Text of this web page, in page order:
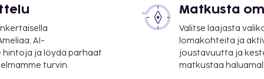
/ 17,9 mi
(ORY).
auki oleva vastaanotto
omatoiminen
AI-
ja löydä parhaat
turvin.
Matkusta
Valitse laajasta
lomakohteita ja
joustavuutta ja
matkustaa